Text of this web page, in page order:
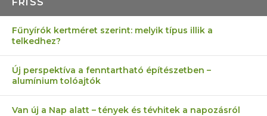
Fűnyírók kertméret szerint: melyik típus illik a
telkedhez?
Új perspektíva a fenntartható építészetben –
alumínium tolóajtók
Van új a Nap alatt – tények és tévhitek a napozásról